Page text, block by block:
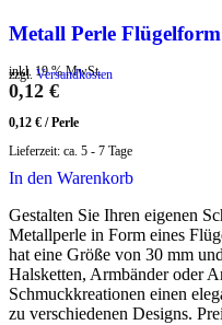
Metall Perle
inkl. 19 % MwSt.
zzgl. Versandkosten
0,12 €
0,12 € /Perle
Lieferzeit: ca. 5 - 7 Tage
In den Warenkorb
Gestalten Sie Ihren eigenen
Metallperle in Form eines
hat eine Größe von 30 mm
Halsketten, Armbänder oder
Schmuckkreationen einen
zu verschiedenen Designs.